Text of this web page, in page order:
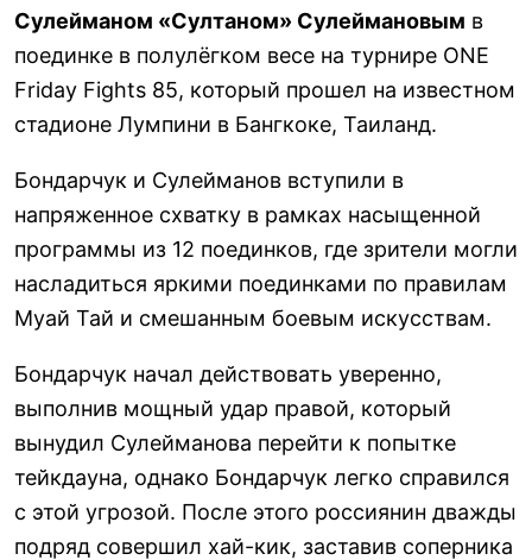
Сулейманом «Султаном» Сулеймановым в
поединке в полулёгком весе на турнире ONE
Friday Fights 85, который прошел на известном
стадионе Лумпини в Бангкоке, Таиланд.
Бондарчук и Сулейманов вступили в
напряженное схватку в рамках насыщенной
программы из 12 поединков, где зрители могли
насладиться яркими поединками по правилам
Муай Тай и смешанным боевым искусствам.
Бондарчук начал действовать уверенно,
выполнив мощный удар правой, который
вынудил Сулейманова перейти к попытке
тейкдауна, однако Бондарчук легко справился
с этой угрозой. После этого россиянин дважды
подряд совершил хай-кик, заставив соперника